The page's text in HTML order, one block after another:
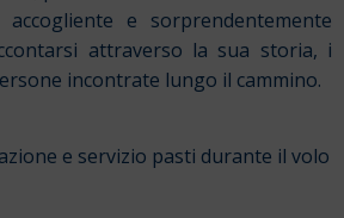
e sorprendentemente
attraverso la sua storia, i
incontrate lungo il cammino.
e servizio pasti durante il volo